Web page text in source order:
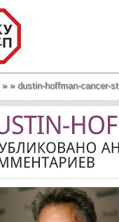
» »dustin-hoffman-cancer-